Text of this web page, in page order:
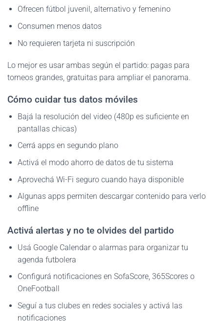
Ofrecen fútbol juvenil, alternativo y femenino
Consumen menos datos
No requieren tarjeta ni suscripción
Lo mejor es usar ambas según el partido: pagas para
torneos grandes, gratuitas para ampliar el panorama.
Cómo cuidar tus datos móviles
Bajá la resolución del video (480p es suficiente en
pantallas chicas)
Cerrá apps en segundo plano
Activá el modo ahorro de datos de tu sistema
Aprovechá Wi-Fi seguro cuando haya disponible
Algunas apps permiten descargar contenido para verlo
offline
Activá alertas y no te olvides del partido
Usá Google Calendar o alarmas para organizar tu
agenda futbolera
Configurá notificaciones en SofaScore, 365Scores o
OneFootball
Seguí a tus clubes en redes sociales y activá las
notificaciones